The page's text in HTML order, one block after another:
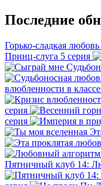
Последние
Горько-сладкая любовь
Принц-слуга 5 серия
влюбленности в классе
серия
серия
Пятничный клуб 14: